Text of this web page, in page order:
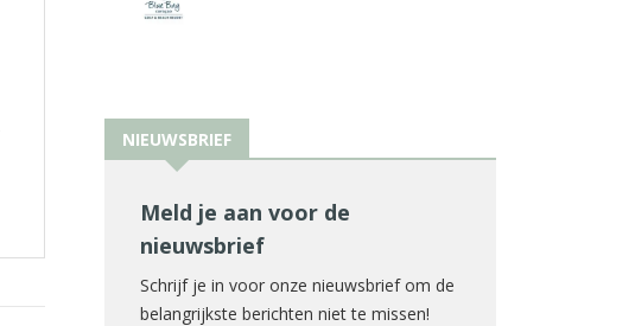
NIEUWSBRIEF
Meld je aan voor de
nieuwsbrief
Schrijf je in voor onze nieuwsbrief om de
belangrijkste berichten niet te missen!